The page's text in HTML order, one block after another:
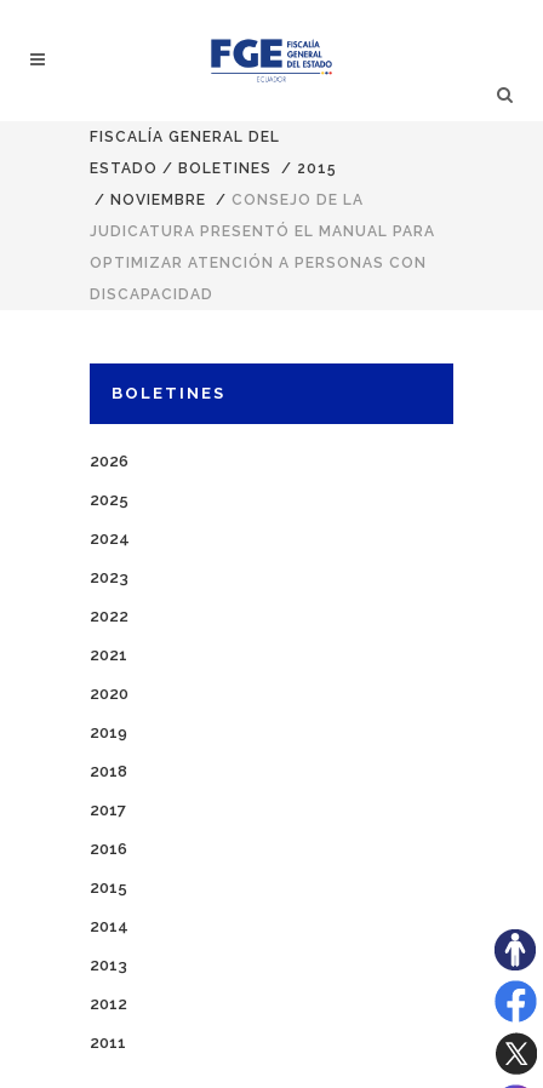
FISCALÍA GENERAL DEL
ESTADO / BOLETINES / 2015
/ NOVIEMBRE / CONSEJO DE LA
JUDICATURA PRESENTÓ EL MANUAL PARA
OPTIMIZAR ATENCIÓN A PERSONAS CON
DISCAPACIDAD
BOLETINES
2026
2025
2024
2023
2022
2021
2020
2019
2018
2017
2016
2015
2014
2013
2012
2011